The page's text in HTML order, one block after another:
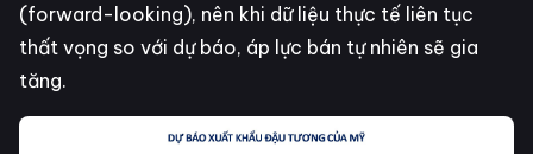
(forward-looking), nên khi dữ liệu thực tế liên tục
thất vọng so với dự báo, áp lực bán tự nhiên sẽ gia
tăng.